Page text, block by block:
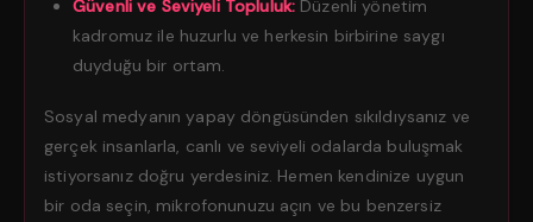
Güvenli ve Seviyeli Topluluk: Düzenli yönetim
kadromuz ile huzurlu ve herkesin birbirine saygı
duyduğu bir ortam.
Sosyal medyanın yapay döngüsünden sıkıldıysanız ve
gerçek insanlarla, canlı ve seviyeli odalarda buluşmak
istiyorsanız doğru yerdesiniz. Hemen kendinize uygun
bir oda seçin, mikrofonunuzu açın ve bu benzersiz